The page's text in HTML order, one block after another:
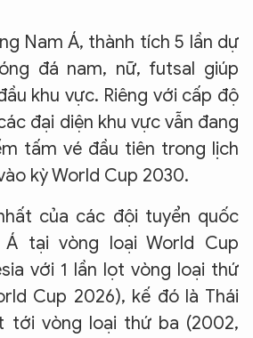
Nam Á, thành tích 5 lần dự
đá nam, nữ, futsal giúp
khu vực. Riêng với cấp độ
đại diện khu vực vẫn đang
tấm vé đầu tiên trong lịch
kỳ World Cup 2030.
của các đội tuyển quốc
tại vòng loại World Cup
với 1 lần lọt vòng loại thứ
Cup 2026), kế đó là Thái
tới vòng loại thứ ba (2002,